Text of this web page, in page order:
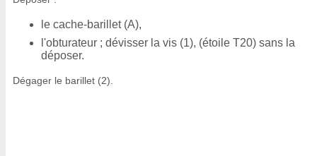
le cache-barillet (A),
l'obturateur ; dévisser la vis (1), (étoile T20) sans la
déposer.
Dégager le barillet (2).